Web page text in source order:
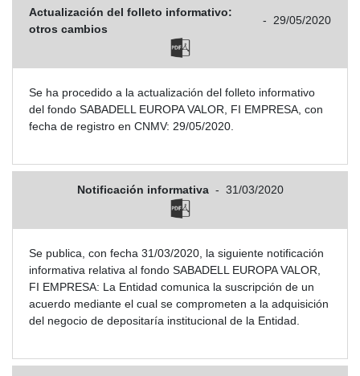
Actualización del folleto informativo:
otros cambios
- 29/05/2020
Se ha procedido a la actualización del folleto informativo
del fondo SABADELL EUROPA VALOR, FI EMPRESA, con
fecha de registro en CNMV: 29/05/2020.
Notificación informativa - 31/03/2020
Se publica, con fecha 31/03/2020, la siguiente notificación
informativa relativa al fondo SABADELL EUROPA VALOR,
FI EMPRESA: La Entidad comunica la suscripción de un
acuerdo mediante el cual se comprometen a la adquisición
del negocio de depositaría institucional de la Entidad.